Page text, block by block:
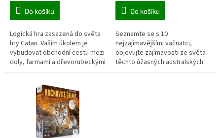
Do košíku
Logická hra zasazená do světa
hry Catan. Vaším úkolem je
vybudovat obchodní cestu mezi
doly, farmami a dřevorubeckými
tábory, která je potřeba pro
Do košíku
Seznamte se s 10
nejzajímavějšími vačnatci,
objevujte zajímavosti ze světa
těchto úžasných australských
tvorů a ještě mnohem víc!